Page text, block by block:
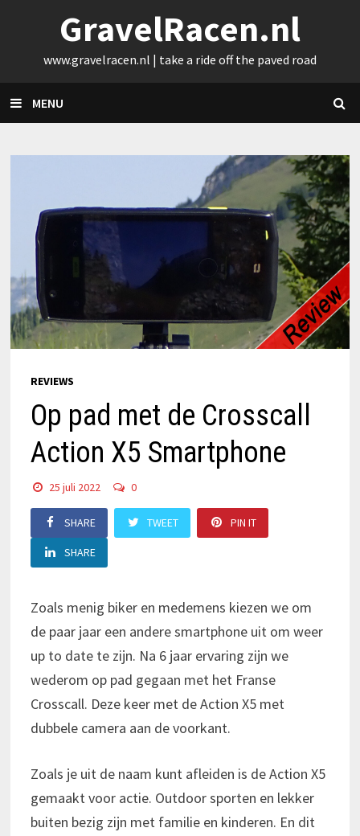
content
GravelRacen.nl
www.gravelracen.nl | take a ride off the paved road
MENU
REVIEWS
Op pad met de Crosscall
Action X5 Smartphone
25 juli 2022 0
SHARE TWEET PIN IT
SHARE
Zoals menig biker en medemens kiezen we om
de paar jaar een andere smartphone uit om weer
up to date te zijn. Na 6 jaar ervaring zijn we
wederom op pad gegaan met het Franse
Crosscall. Deze keer met de Action X5 met
dubbele camera aan de voorkant.
Zoals je uit de naam kunt afleiden is de Action X5
gemaakt voor actie. Outdoor sporten en lekker
buiten bezig zijn met familie en kinderen. En dit